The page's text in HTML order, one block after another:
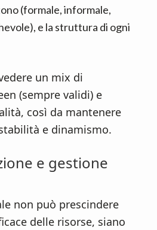
(formale, informale,
e la struttura di ogni
un mix di
(sempre validi) e
così da mantenere
e dinamismo.
e gestione
non può prescindere
delle risorse, siano